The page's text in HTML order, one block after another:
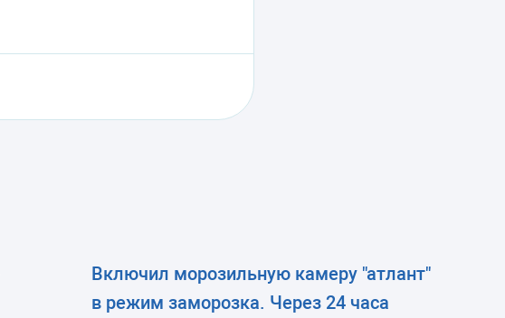
Включил морозильную камеру "атлант"
в режим заморозка. Через 24 часа